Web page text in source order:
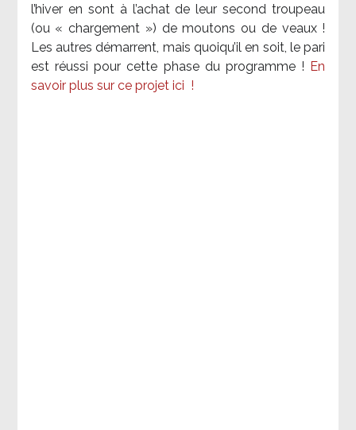
l’hiver en sont à l’achat de leur second troupeau
(ou « chargement ») de moutons ou de veaux !
Les autres démarrent, mais quoiqu’il en soit, le pari
est réussi pour cette phase du programme ! En
savoir plus sur ce projet ici !